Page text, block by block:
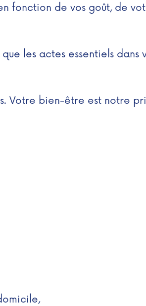
fonction de vos goût, de
les actes essentiels
Votre bien-être est notre